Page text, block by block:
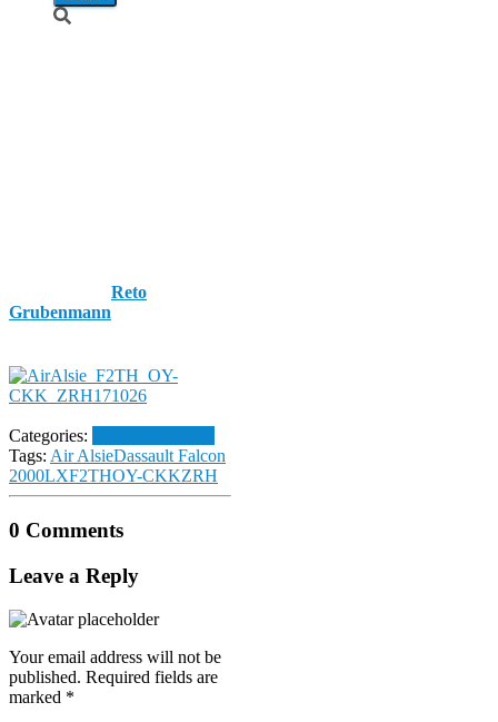
Reto
Grubenmann
Categories:
Tags: Air AlsieDassault Falcon
2000LXF2THOY-CKKZRH
0 Comments
Leave a Reply
Your email address will not be
published. Required fields are
marked *